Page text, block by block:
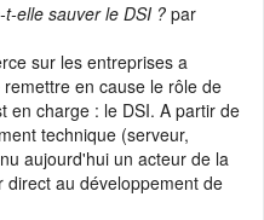
in AI-driven Social
and Client Services
- équipe Content
elle sauver le DSI ? par
sur les entreprises a
en cause le rôle de
en charge : le DSI. A partir de
technique (serveur,
aujourd'hui un acteur de la
au développement de